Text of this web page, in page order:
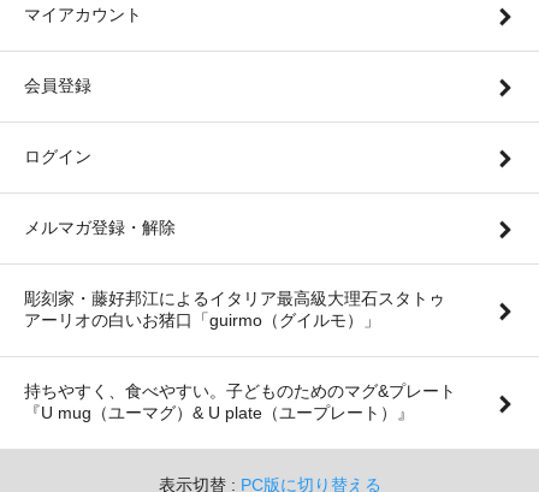
マイアカウント
会員登録
ログイン
メルマガ登録・解除
彫刻家・藤好邦江によるイタリア最高級大理石スタトゥ
アーリオの白いお猪口「guirmo（グイルモ）」
持ちやすく、食べやすい。子どものためのマグ&プレート
『U mug（ユーマグ）& U plate（ユープレート）』
表示切替 : PC版に切り替える